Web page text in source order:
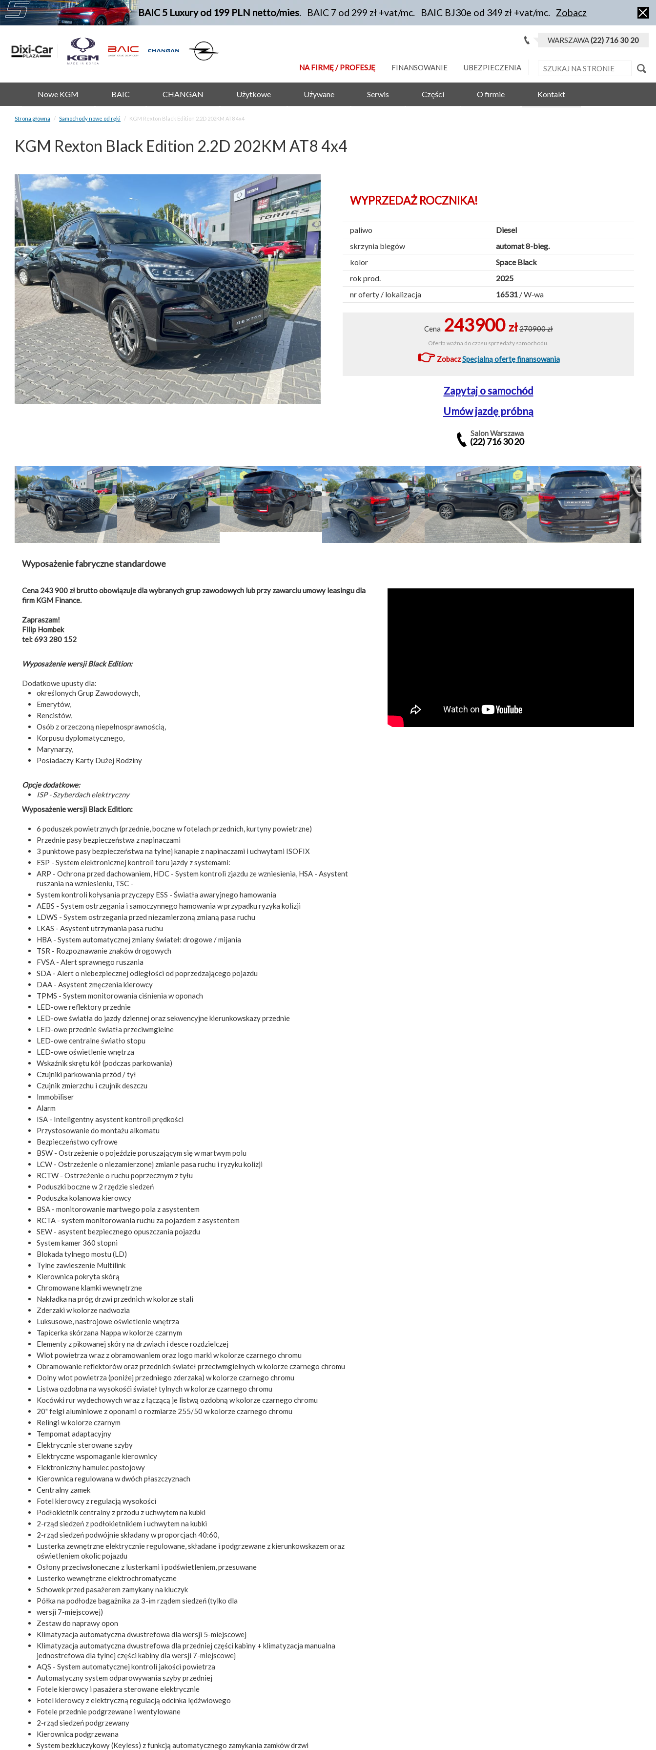
BAIC 5 Luxury od 199 PLN netto/mies. BAIC 7 od 299 zł +vat/mc. BAIC BJ30e od 349 zł +vat/mc. Zobacz
WARSZAWA(22) 716 30 20
NA FIRMĘ / PROFESJĘ FINANSOWANIE UBEZPIECZENIA
Nowe KGM BAIC CHANGAN Użytkowe Używane Serwis Części O firmie Kontakt
Strona główna Samochody nowe od ręki KGM Rexton Black Edition 2.2D 202KM AT8 4x4
KGM Rexton Black Edition 2.2D 202KM AT8 4x4
WYPRZEDAŻ ROCZNIKA!
paliwo
Diesel
skrzynia biegów
automat 8-bieg.
kolor
Space Black
rok prod.
2025
nr oferty / lokalizacja
16531 / W‑wa
Cena 243900 zł270900 zł
Oferta ważna do czasu sprzedaży samochodu.
👉ZobaczSpecjalną ofertę finansowania
Zapytaj o samochód
Umów jazdę próbną
Salon Warszawa
(22) 716 30 20
Wyposażenie fabryczne standardowe
Cena 243 900 zł brutto obowiązuje dla wybranych grup zawodowych lub przy zawarciu umowy leasingu dla
firm KGM Finance.
Zapraszam!
Filip Hombek
tel: 693 280 152
Wyposażenie wersji Black Edition:
Dodatkowe upusty dla:
określonych Grup Zawodowych,
Emerytów,
Rencistów,
Osób z orzeczoną niepełnosprawnością,
Korpusu dyplomatycznego,
Marynarzy,
Posiadaczy Karty Dużej Rodziny
Opcje dodatkowe:
ISP - Szyberdach elektryczny
Wyposażenie wersji Black Edition:
6 poduszek powietrznych (przednie, boczne w fotelach przednich, kurtyny powietrzne)
Przednie pasy bezpieczeństwa z napinaczami
3 punktowe pasy bezpieczeństwa na tylnej kanapie z napinaczami i uchwytami ISOFIX
ESP - System elektronicznej kontroli toru jazdy z systemami:
ARP - Ochrona przed dachowaniem, HDC - System kontroli zjazdu ze wzniesienia, HSA - Asystent
ruszania na wzniesieniu, TSC -
System kontroli kołysania przyczepy ESS - Światła awaryjnego hamowania
AEBS - System ostrzegania i samoczynnego hamowania w przypadku ryzyka kolizji
LDWS - System ostrzegania przed niezamierzoną zmianą pasa ruchu
LKAS - Asystent utrzymania pasa ruchu
HBA - System automatycznej zmiany świateł: drogowe / mijania
TSR - Rozpoznawanie znaków drogowych
FVSA - Alert sprawnego ruszania
SDA - Alert o niebezpiecznej odległości od poprzedzającego pojazdu
DAA - Asystent zmęczenia kierowcy
TPMS - System monitorowania ciśnienia w oponach
LED-owe reflektory przednie
LED-owe światła do jazdy dziennej oraz sekwencyjne kierunkowskazy przednie
LED-owe przednie światła przeciwmgielne
LED-owe centralne światło stopu
LED-owe oświetlenie wnętrza
Wskaźnik skrętu kół (podczas parkowania)
Czujniki parkowania przód / tył
Czujnik zmierzchu i czujnik deszczu
Immobiliser
Alarm
ISA - Inteligentny asystent kontroli prędkości
Przystosowanie do montażu alkomatu
Bezpieczeństwo cyfrowe
BSW - Ostrzeżenie o pojeździe poruszającym się w martwym polu
LCW - Ostrzeżenie o niezamierzonej zmianie pasa ruchu i ryzyku kolizji
RCTW - Ostrzeżenie o ruchu poprzecznym z tyłu
Poduszki boczne w 2 rzędzie siedzeń
Poduszka kolanowa kierowcy
BSA - monitorowanie martwego pola z asystentem
RCTA - system monitorowania ruchu za pojazdem z asystentem
SEW - asystent bezpiecznego opuszczania pojazdu
System kamer 360 stopni
Blokada tylnego mostu (LD)
Tylne zawieszenie Multilink
Kierownica pokryta skórą
Chromowane klamki wewnętrzne
Nakładka na próg drzwi przednich w kolorze stali
Zderzaki w kolorze nadwozia
Luksusowe, nastrojowe oświetlenie wnętrza
Tapicerka skórzana Nappa w kolorze czarnym
Elementy z pikowanej skóry na drzwiach i desce rozdzielczej
Wlot powietrza wraz z obramowaniem oraz logo marki w kolorze czarnego chromu
Obramowanie reflektorów oraz przednich świateł przeciwmgielnych w kolorze czarnego chromu
Dolny wlot powietrza (poniżej przedniego zderzaka) w kolorze czarnego chromu
Listwa ozdobna na wysokośći świateł tylnych w kolorze czarnego chromu
Kocówki rur wydechowych wraz z łączącą je listwą ozdobną w kolorze czarnego chromu
20" felgi aluminiowe z oponami o rozmiarze 255/50 w kolorze czarnego chromu
Relingi w kolorze czarnym
Tempomat adaptacyjny
Elektrycznie sterowane szyby
Elektryczne wspomaganie kierownicy
Elektroniczny hamulec postojowy
Kierownica regulowana w dwóch płaszczyznach
Centralny zamek
Fotel kierowcy z regulacją wysokości
Podłokietnik centralny z przodu z uchwytem na kubki
2-rząd siedzeń z podłokietnikiem i uchwytem na kubki
2-rząd siedzeń podwójnie składany w proporcjach 40:60,
Lusterka zewnętrzne elektrycznie regulowane, składane i podgrzewane z kierunkowskazem oraz
oświetleniem okolic pojazdu
Osłony przeciwsłoneczne z lusterkami i podświetleniem, przesuwane
Lusterko wewnętrzne elektrochromatyczne
Schowek przed pasażerem zamykany na kluczyk
Półka na podłodze bagażnika za 3-im rządem siedzeń (tylko dla
wersji 7-miejscowej)
Zestaw do naprawy opon
Klimatyzacja automatyczna dwustrefowa dla wersji 5-miejscowej
Klimatyzacja automatyczna dwustrefowa dla przedniej części kabiny + klimatyzacja manualna
jednostrefowa dla tylnej części kabiny dla wersji 7-miejscowej
AQS - System automatycznej kontroli jakości powietrza
Automatyczny system odparowywania szyby przedniej
Fotele kierowcy i pasażera sterowane elektrycznie
Fotel kierowcy z elektryczną regulacją odcinka lędźwiowego
Fotele przednie podgrzewane i wentylowane
2-rząd siedzeń podgrzewany
Kierownica podgrzewana
System bezkluczykowy (Keyless) z funkcją automatycznego zamykania zamków drzwi